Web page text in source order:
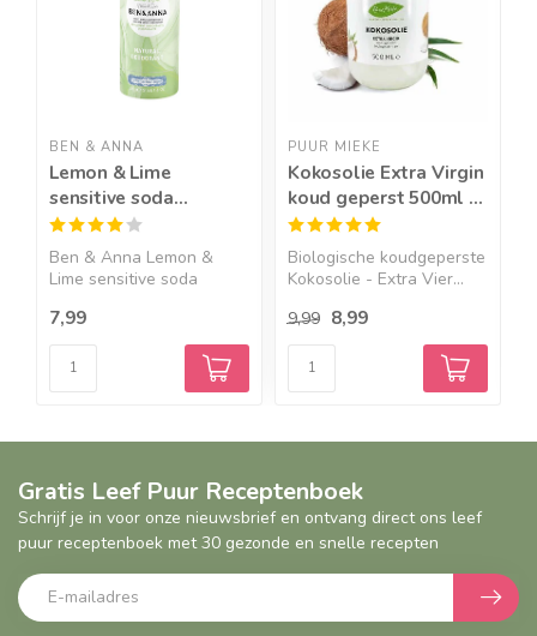
BEN & ANNA
Lemon & Lime
sensitive soda
deodorant stick - 40g
Ben & Anna Lemon &
Lime sensitive soda
7,99
PUUR MIEKE
Kokosolie Extra Virgin
koud geperst 500ml –
BIO
Biologische koudgeperste
Kokosolie - Extra Vier...
9,99 8,99
Gratis Leef Puur Receptenboek
Schrijf je in voor onze nieuwsbrief en ontvang direct ons leef
puur receptenboek met 30 gezonde en snelle recepten